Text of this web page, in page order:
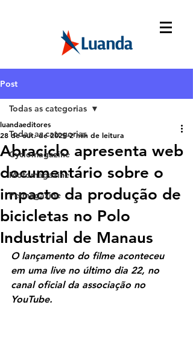
Post
Todas as categorias
Cyclomagazine
Motomagazine
Petmagazine
Todas as categorias
Abraciclo apresenta web
documentário sobre o
impacto da produção de
bicicletas no Polo
Industrial de Manaus
luandaeditores
28 de out. de 2025 2 min de leitura
O lançamento do filme aconteceu
em uma live no último dia 22, no
canal oficial da associação no
YouTube.